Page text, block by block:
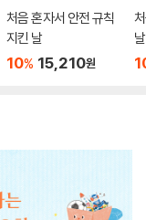
처음 혼자서 안전 규칙
지킨 날
10% 15,210원
날